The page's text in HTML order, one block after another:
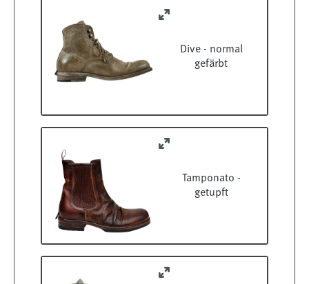
Dive - normal
gefärbt
Tamponato -
getupft